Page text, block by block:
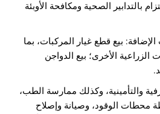
بالتدابير الصحية ومكافحة الأوبئة
تمت الإضافة: بيع قطع غيار المركبات، بما
الزراعية الأخرى؛ بيع الدواجن
والتأمينية، وكذلك ممارسة الطب،
محطات الوقود، وصيانة وإصلاح